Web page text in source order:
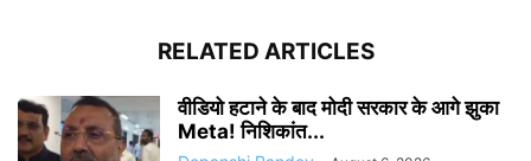
RELATED ARTICLES
वीडियो हटाने के बाद मोदी सरकार के आगे झुका
Meta! निशिकांत...